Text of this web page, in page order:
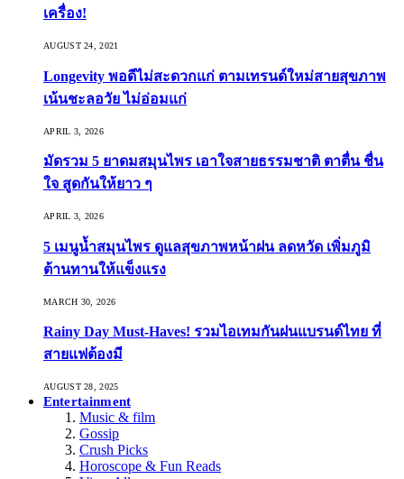
เครื่อง!
AUGUST 24, 2021
Longevity พอดีไม่สะดวกแก่ ตามเทรนด์ใหม่สายสุขภาพ
เน้นชะลอวัย ไม่อ่อมแก่
APRIL 3, 2026
มัดรวม 5 ยาดมสมุนไพร เอาใจสายธรรมชาติ ตาตื่น ชื่น
ใจ สูดกันให้ยาว ๆ
APRIL 3, 2026
5 เมนูน้ำสมุนไพร ดูแลสุขภาพหน้าฝน ลดหวัด เพิ่มภูมิ
ต้านทานให้แข็งแรง
MARCH 30, 2026
Rainy Day Must-Haves! รวมไอเทมกันฝนแบรนด์ไทย ที่
สายแฟต้องมี
AUGUST 28, 2025
Entertainment
Music & film
Gossip
Crush Picks
Horoscope & Fun Reads